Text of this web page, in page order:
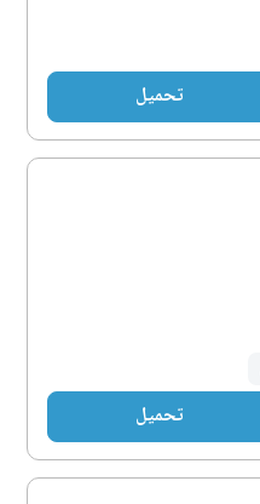
تحميل
تحميل